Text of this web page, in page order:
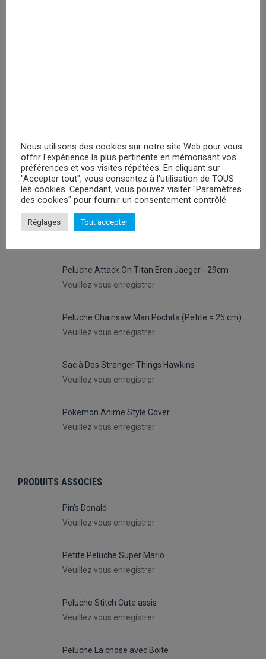
PROMOTIONS
Peluches Hello Kitty Keroppy- 30cm
Veuillez vous enregistrer
Peluche Attack On Titan Levi - 29cm
Peluche Attack On Titan Eren Jaeger - 29cm
Veuillez vous enregistrer
Peluche Chainsaw Man Pochita (Petite = 25 cm)
Veuillez vous enregistrer
Sac à Dos Stranger Things Hawkins
Veuillez vous enregistrer
Pokemon Anime Style Cover
Veuillez vous enregistrer
PRODUITS ASSOCIES
Pin's Donald
Veuillez vous enregistrer
Petite Peluche Super Mario
Veuillez vous enregistrer
Peluche Stitch Cute assis
Veuillez vous enregistrer
Peluche La chose avec Boite
Nous utilisons des cookies sur notre site Web pour vous
offrir l'expérience la plus pertinente en mémorisant vos
préférences et vos visites répétées. En cliquant sur
"Accepter tout", vous consentez à l'utilisation de TOUS
les cookies. Cependant, vous pouvez visiter "Paramètres
des cookies" pour fournir un consentement contrôlé.
Réglages Tout accepter